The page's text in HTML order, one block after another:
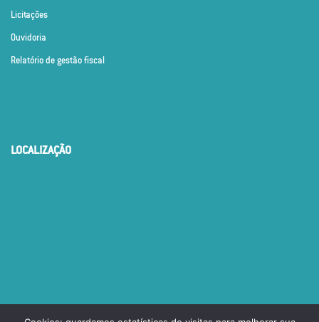
Licitações
Ouvidoria
Relatório de gestão fiscal
LOCALIZAÇÃO